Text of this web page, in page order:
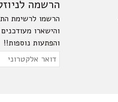
הרשמה
הרשמו לרשימת
והישארו
והפתעות נוספות!!
this field empty.
דואר